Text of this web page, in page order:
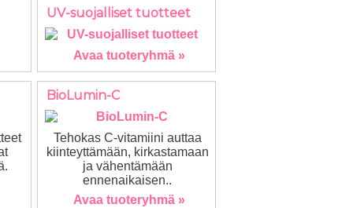
UV-suojalliset tuotteet
Avaa tuoteryhmä »
BioLumin-C
Tehokas C-vitamiini auttaa
kiinteyttämään, kirkastamaan
ja vähentämään
ennenaikaisen..
Avaa tuoteryhmä »